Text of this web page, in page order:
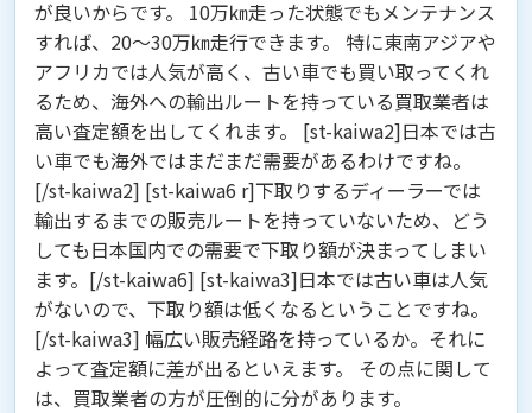
が良いからです。 10万㎞走った状態でもメンテナンス
すれば、20～30万㎞走行できます。 特に東南アジアや
アフリカでは人気が高く、古い車でも買い取ってくれ
るため、海外への輸出ルートを持っている買取業者は
高い査定額を出してくれます。 [st-kaiwa2]日本では古
い車でも海外ではまだまだ需要があるわけですね。
[/st-kaiwa2] [st-kaiwa6 r]下取りするディーラーでは
輸出するまでの販売ルートを持っていないため、どう
しても日本国内での需要で下取り額が決まってしまい
ます。[/st-kaiwa6] [st-kaiwa3]日本では古い車は人気
がないので、下取り額は低くなるということですね。
[/st-kaiwa3] 幅広い販売経路を持っているか。それに
よって査定額に差が出るといえます。 その点に関して
は、 買取業者の方が圧倒的に分があります。